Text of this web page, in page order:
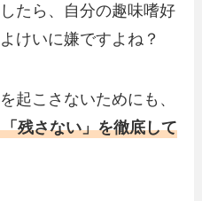
たら、自分の趣味嗜好
けいに嫌ですよね？
起こさないためにも、
残さない」を徹底して